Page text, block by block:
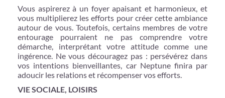
Vous aspirerez à un foyer apaisant et harmonieux, et
vous multiplierez les efforts pour créer cette ambiance
autour de vous. Toutefois, certains membres de votre
entourage pourraient ne pas comprendre votre
démarche, interprétant votre attitude comme une
ingérence. Ne vous découragez pas : persévérez dans
vos intentions bienveillantes, car Neptune finira par
adoucir les relations et récompenser vos efforts.
VIE SOCIALE, LOISIRS